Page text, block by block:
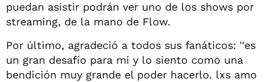
puedan asistir podrán ver uno de los shows por
streaming, de la mano de Flow.
Por último, agradeció a todos sus fanáticos: ''es
un gran desafío para mi y lo siento como una
bendición muy grande el poder hacerlo. lxs amo